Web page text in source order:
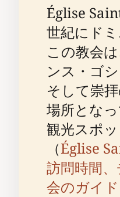
Église
世紀にド
この教会
ンス・ゴ
そして崇
場所とな
観光スポ
（Église
訪問時間
会のガイド